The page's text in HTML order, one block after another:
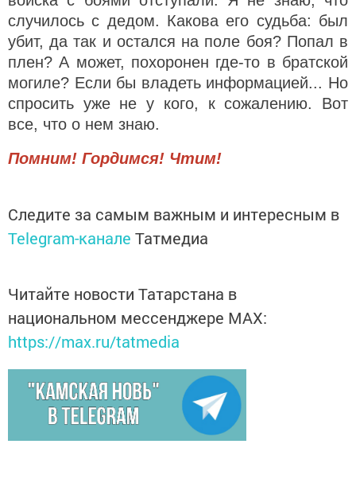
случилось с дедом. Какова его судьба: был
убит, да так и остался на поле боя? Попал в
плен? А может, похоронен где-то в братской
могиле? Если бы владеть информацией... Но
спросить уже не у кого, к сожалению. Вот
все, что о нем знаю.
Помним! Гордимся! Чтим!
Следите за самым важным и интересным в
Telegram-канале Татмедиа
Читайте новости Татарстана в
национальном мессенджере MАХ:
https://max.ru/tatmedia